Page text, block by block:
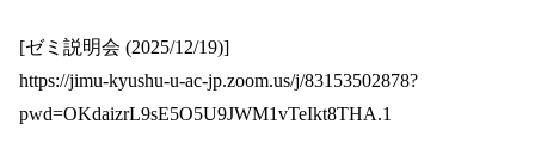
[ゼミ説明会 (2025/12/19)]
https://jimu-kyushu-u-ac-jp.zoom.us/j/83153502878?
pwd=OKdaizrL9sE5O5U9JWM1vTeIkt8THA.1